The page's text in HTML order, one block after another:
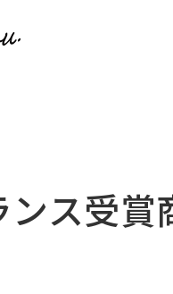
ンス受賞